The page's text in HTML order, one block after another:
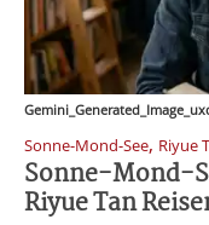
Sonne-Mond-See, Riyue
Sonne-Mond-
Riyue Tan